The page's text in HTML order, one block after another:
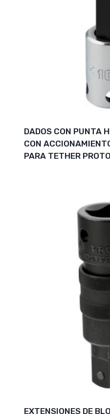
DADOS CON PUNTA
CON
PARA TETHER
EXTENSIONES DE